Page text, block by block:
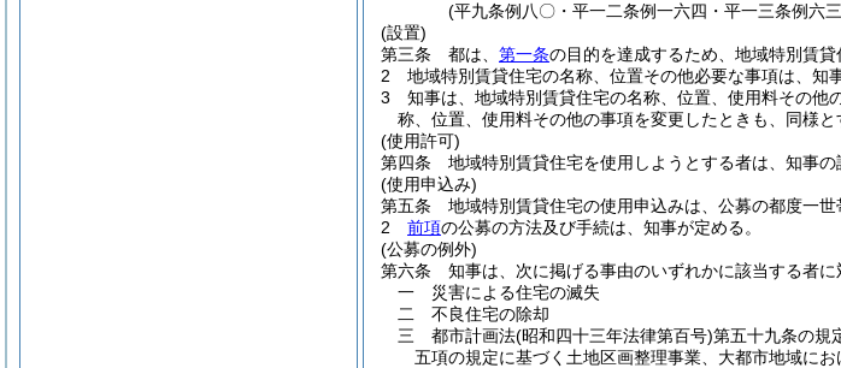
(平九条例八〇・平一二条例一六四・平一三条例六
(設置)
第三条
都は、 第一条の目的を達成するため、地域特別賃貸
2
地域特別賃貸住宅の名称、位置その他必要な事項は、知
3
知事は、地域特別賃貸住宅の名称、位置、使用料その他
称、位置、使用料その他の事項を変更したときも、同様と
(使用許可)
第四条
地域特別賃貸住宅を使用しようとする者は、知事の
(使用申込み)
第五条
地域特別賃貸住宅の使用申込みは、公募の都度一世
2
前項の公募の方法及び手続は、知事が定める。
(公募の例外)
第六条
知事は、次に掲げる事由のいずれかに該当する者に
一
災害による住宅の滅失
二
不良住宅の除却
三
都市計画法(昭和四十三年法律第百号)第五十九条の規
五項の規定に基づく土地区画整理事業、大都市地域に